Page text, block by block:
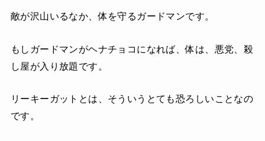
敵が沢山いるなか、体を守るガードマンです。
もしガードマンがヘナチョコになれば、体は、悪党、殺
し屋が入り放題です。
リーキーガットとは、そういうとても恐ろしいことなの
です。